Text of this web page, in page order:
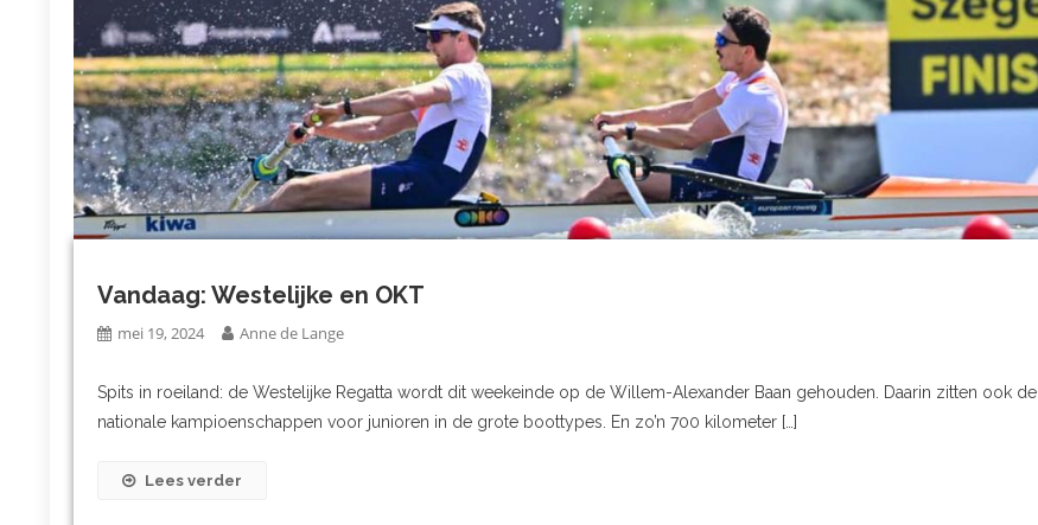
Vandaag: Westelijke en OKT
mei 19, 2024 Anne de Lange
Spits in roeiland: de Westelijke Regatta wordt dit weekeinde op de Willem-Alexander Baan gehouden. Daarin zitten ook de
nationale kampioenschappen voor junioren in de grote boottypes. En zo’n 700 kilometer […]
Lees verder